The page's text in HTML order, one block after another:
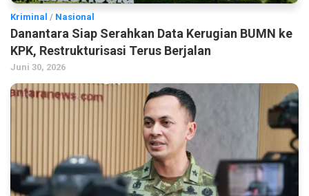
Kriminal / Nasional
Danantara Siap Serahkan Data Kerugian BUMN ke
KPK, Restrukturisasi Terus Berjalan
Juni 30, 2026